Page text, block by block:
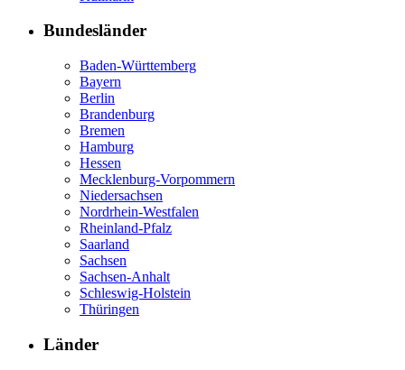
Bundesländer
Baden-Württemberg
Bayern
Berlin
Brandenburg
Bremen
Hamburg
Hessen
Mecklenburg-Vorpommern
Niedersachsen
Nordrhein-Westfalen
Rheinland-Pfalz
Saarland
Sachsen
Sachsen-Anhalt
Schleswig-Holstein
Thüringen
Länder